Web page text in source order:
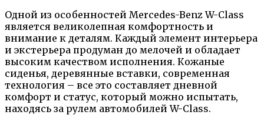
Одной из особенностей Mercedes-Benz W-Class
является великолепная комфортность и
внимание к деталям. Каждый элемент интерьера
и экстерьера продуман до мелочей и обладает
высоким качеством исполнения. Кожаные
сиденья, деревянные вставки, современная
технология – все это составляет дневной
комфорт и статус, который можно испытать,
находясь за рулем автомобилей W-Class.